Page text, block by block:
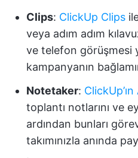
Clips: ClickUp Clips
veya adım adım
ve telefon görüşmesi
kampanyanın
Notetaker:
toplantı notlarını ve
ardından bunları
takımınızla anında